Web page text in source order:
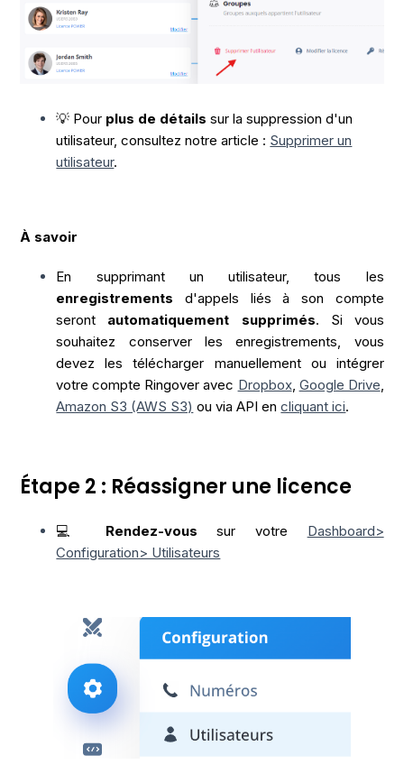
💡 Pour plus de détails sur la suppression d'un
utilisateur, consultez notre article : Supprimer un
utilisateur.
À savoir
En supprimant un utilisateur, tous les
enregistrements d'appels liés à son compte
seront automatiquement supprimés. Si vous
souhaitez conserver les enregistrements, vous
devez les télécharger manuellement ou intégrer
votre compte Ringover avec Dropbox, Google Drive,
Amazon S3 (AWS S3) ou via API encliquant ici.
Étape 2 : Réassigner une licence
💻 Rendez-vous sur votre Dashboard>
Configuration> Utilisateurs